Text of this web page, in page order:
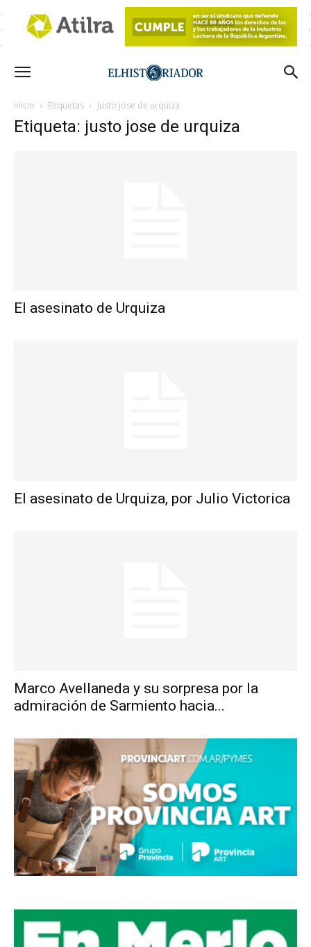
Inicio Etiquetas Justo jose de urquiza
Etiqueta: justo jose de urquiza
El asesinato de Urquiza
El asesinato de Urquiza, por Julio Victorica
Marco Avellaneda y su sorpresa por la
admiración de Sarmiento hacia...